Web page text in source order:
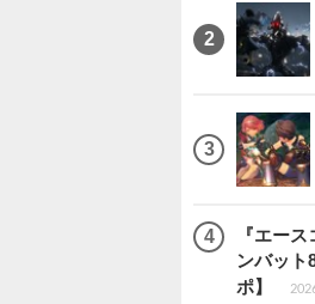
『エー
ンバット
ポ】